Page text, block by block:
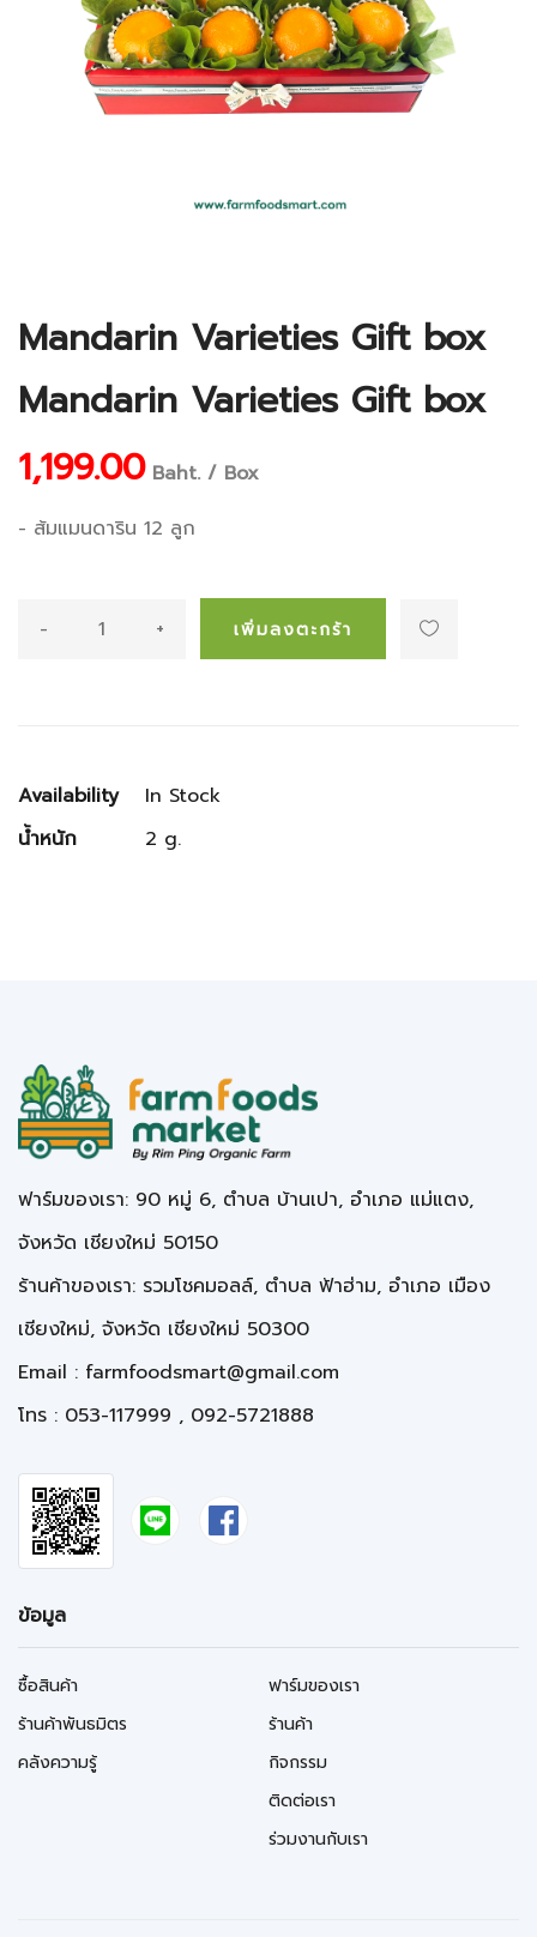
Mandarin Varieties Gift box
Mandarin Varieties Gift box
1,199.00Baht. / Box
- ส้มแมนดาริน 12 ลูก
- + เพิ่มลงตะกร้า
Availability
In Stock
น้ำหนัก
2 g.
ฟาร์มของเรา: 90 หมู่ 6, ตำบล บ้านเปา, อำเภอ แม่แตง,
จังหวัด เชียงใหม่ 50150
ร้านค้าของเรา: รวมโชคมอลล์, ตำบล ฟ้าฮ่าม, อำเภอ เมือง
เชียงใหม่, จังหวัด เชียงใหม่ 50300
Email : farmfoodsmart@gmail.com
โทร : 053-117999 , 092-5721888
ข้อมูล
ซื้อสินค้า
ร้านค้าพันธมิตร
คลังความรู้
ฟาร์มของเรา
ร้านค้า
กิจกรรม
ติดต่อเรา
ร่วมงานกับเรา